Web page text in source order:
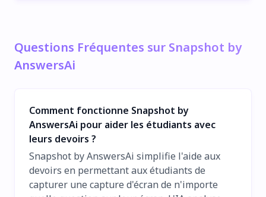
Questions Fréquentes sur Snapshot by
AnswersAi
Comment fonctionne Snapshot by
AnswersAi pour aider les étudiants avec
leurs devoirs ?
Snapshot by AnswersAi simplifie l'aide aux
devoirs en permettant aux étudiants de
capturer une capture d'écran de n'importe